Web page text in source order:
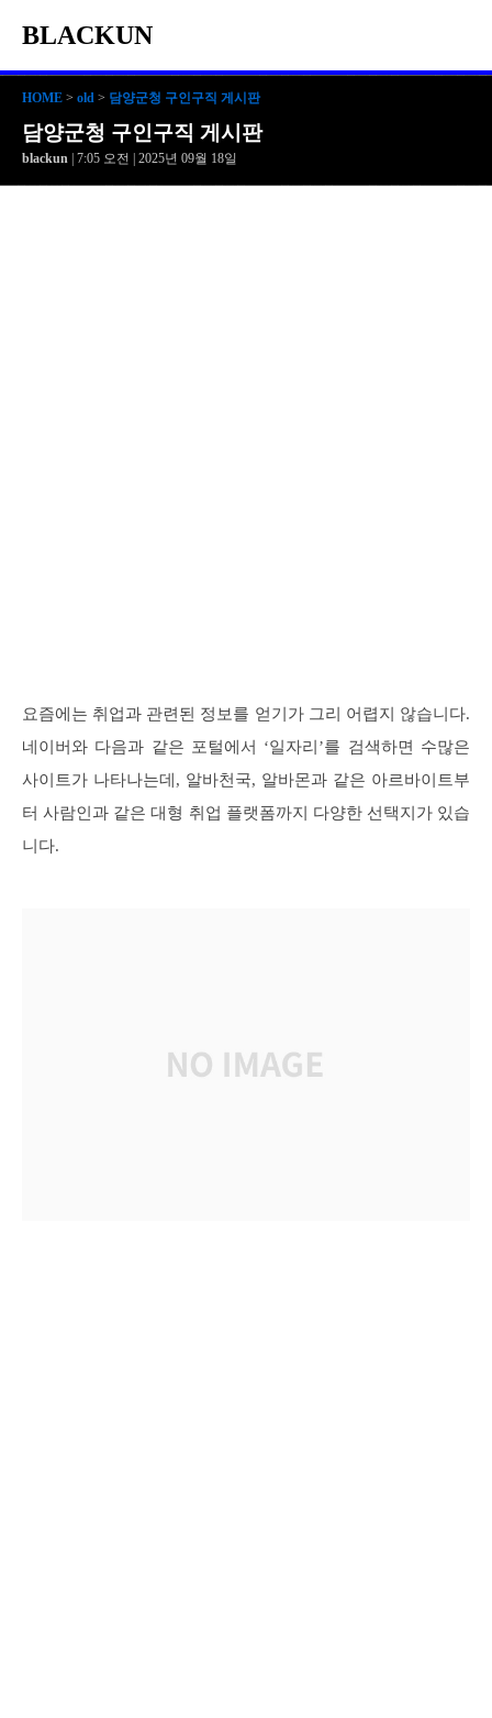
BLACKUN
HOME > old > 담양군청 구인구직 게시판
담양군청 구인구직 게시판
blackun | 7:05 오전 | 2025년 09월 18일
요즘에는 취업과 관련된 정보를 얻기가 그리 어렵지 않습니다.
네이버와 다음과 같은 포털에서 ‘일자리’를 검색하면 수많은
사이트가 나타나는데, 알바천국, 알바몬과 같은 아르바이트부
터 사람인과 같은 대형 취업 플랫폼까지 다양한 선택지가 있습
니다.